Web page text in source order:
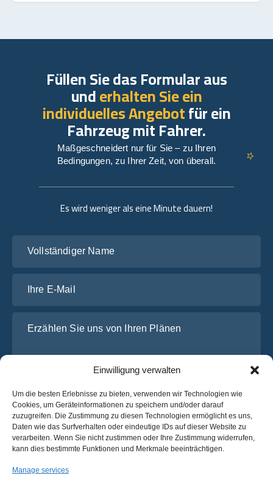
Einwilligung verwalten
Um die besten Erlebnisse zu bieten, verwenden wir Technologien wie
Cookies, um Geräteinformationen zu speichern und/oder darauf
zuzugreifen. Die Zustimmung zu diesen Technologien ermöglicht es uns,
Daten wie das Surfverhalten oder eindeutige IDs auf dieser Website zu
verarbeiten. Wenn Sie nicht zustimmen oder Ihre Zustimmung widerrufen,
kann dies bestimmte Funktionen und Merkmale beeinträchtigen.
Manage services
Es wird weniger als eine Minute dauern!
Ich habe dieDatenschutz-Bestimmungenvon OsaBus
Füllen Sie das Formular aus
underhalten Sie ein
individuelles Angebotfür ein
Fahrzeug mit Fahrer.
Maßgeschneidert nur für Sie – zu Ihren
Bedingungen, zu Ihrer Zeit, von überall.